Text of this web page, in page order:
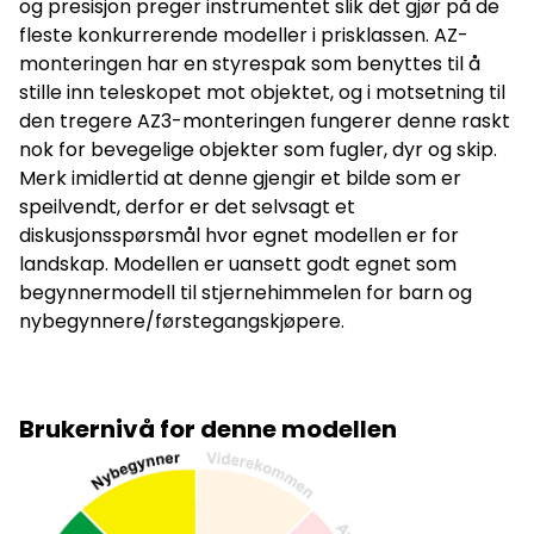
ganger forstørrelse på Astromaster LT 70 AZ.
Kameratilkobling Fotografer gjennom ditt teleskop! Alt du
trenger for å fotografere gjennom denne teleskopmodellen
med speilreflekskamera, er: Alternativ 1 • T-ring (T2-adapter)
med riktig fatning for ditt kamera, klikk HER... • Celestron 2x
Barlow-linse med fatning for T-ring, klikk HER... * * Skru av 2x-
linsa i enden på Barlow-linsa før du setter Barlow-linsa inn i
teleskopets fokuser, ellers får man den ikke langt nok inn til
at den kan festes forsvarlig. Når 2x-linsa tas av, oppnår man
et teleobjektiv med 900 mm brennvidde, og det er
passende forstørrelse for et teleskop med 70 mm
objektivdiameter. Alternativ 2 Universaladapter for
smarttelefon, klikk HER ...
og presisjon preger instrumentet slik det gjør på de
fleste konkurrerende modeller i prisklassen. AZ-
monteringen har en styrespak som benyttes til å
stille inn teleskopet mot objektet, og i motsetning til
den tregere AZ3-monteringen fungerer denne raskt
nok for bevegelige objekter som fugler, dyr og skip.
Merk imidlertid at denne gjengir et bilde som er
speilvendt, derfor er det selvsagt et
diskusjonsspørsmål hvor egnet modellen er for
landskap. Modellen er uansett godt egnet som
begynnermodell til stjernehimmelen for barn og
nybegynnere/førstegangskjøpere.
Brukernivå for denne modellen